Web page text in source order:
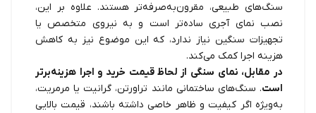
سنگ‌های طبیعی، مقرون‌به‌صرفه‌تر هستند. علاوه بر این،
نصب نمای آجری ساده‌تر است و به نیروی متخصص یا
تجهیزات سنگین نیاز ندارد، که این موضوع نیز به کاهش
هزینه اجرا کمک می‌کند.
در مقابل، نمای سنگی از لحاظ قیمت خرید و اجرا هزینه‌برتر
است. سنگ‌های ساختمانی مانند تراورتن، گرانیت یا مرمریت،
به‌ویژه اگر کیفیت و ظاهر خاصی داشته باشند، قیمت بالایی